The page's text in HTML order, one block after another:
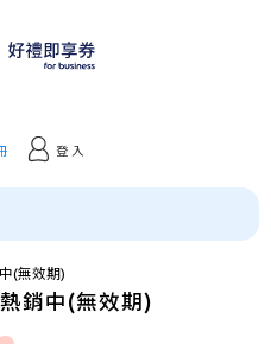
登 入
(無效期)
銷中(無效期)